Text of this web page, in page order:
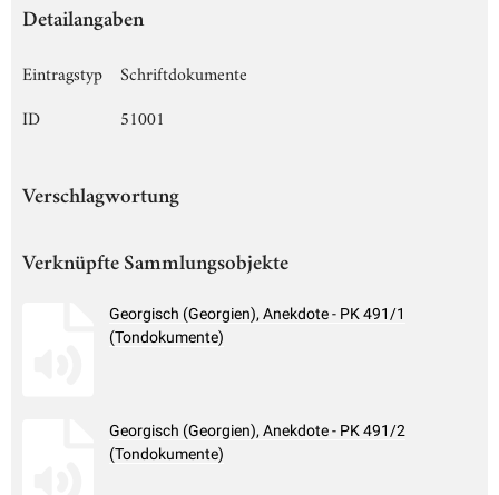
Detailangaben
Eintragstyp
Schriftdokumente
ID
51001
Verschlagwortung
Verknüpfte Sammlungsobjekte
Georgisch (Georgien), Anekdote - PK 491/1
(Tondokumente)
Georgisch (Georgien), Anekdote - PK 491/2
(Tondokumente)